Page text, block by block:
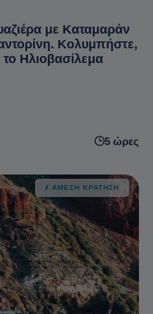
με Καταμαράν
Κολυμπήστε,
Ηλιοβασίλεμα
5 ώρες
ΆΜΕΣΗ ΚΡΆΤΗΣΗ